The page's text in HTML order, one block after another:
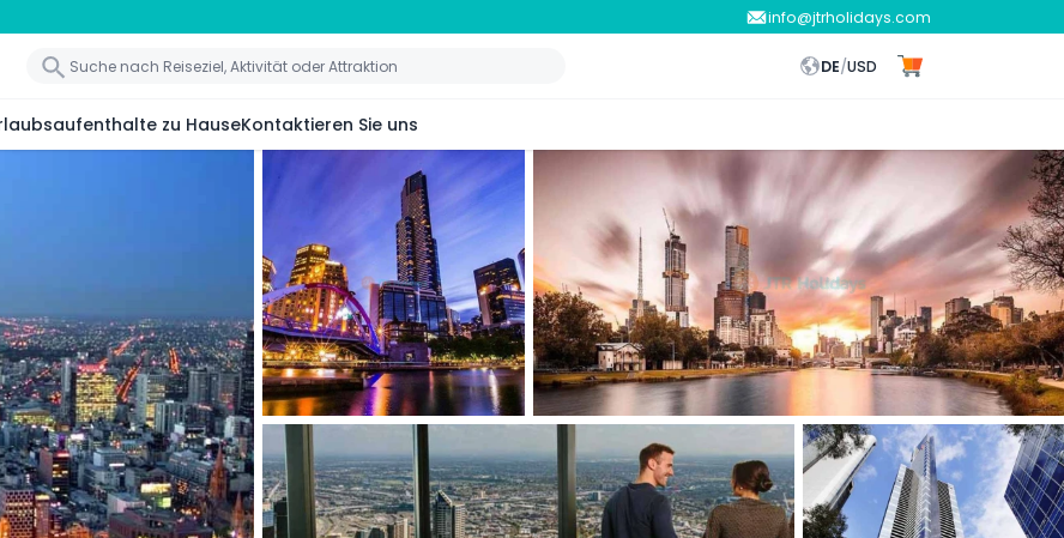
info@jtrholidays.com
DE/USD
zu HauseKontaktieren Sie uns